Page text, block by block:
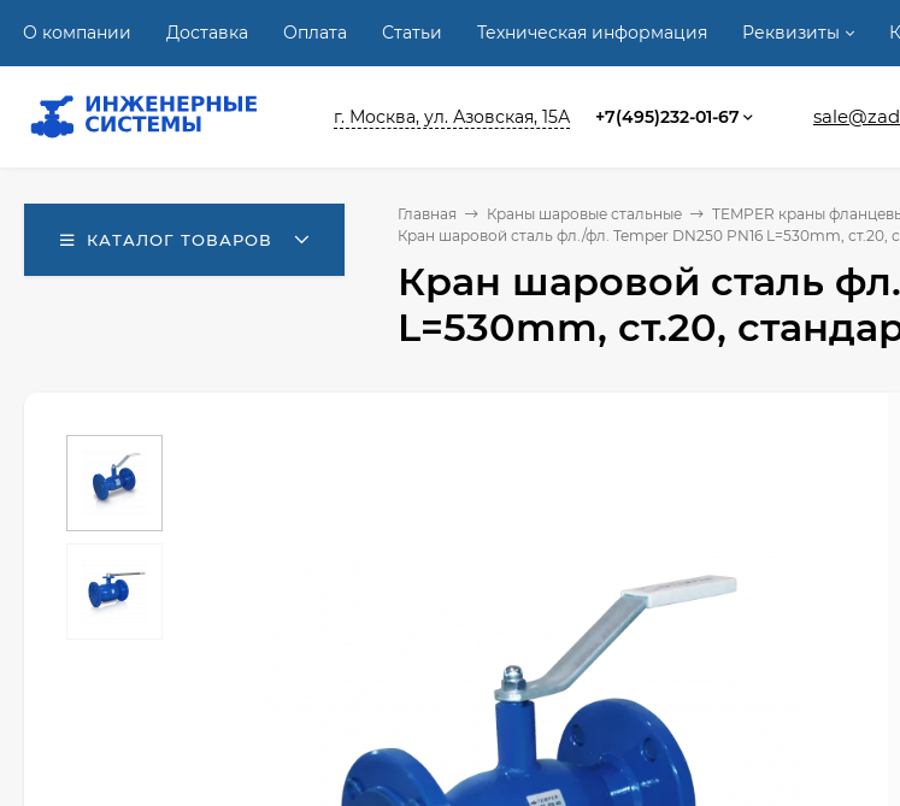
О компании Доставка Оплата Статьи Техническая информация Реквизиты
г. Москва, ул. Азовская, 15А +7(495)232-01-67
КАТАЛОГ ТОВАРОВ
Главная Краны шаровые стальные
TEMPER краны
Кран шаровой сталь фл./фл. Temper DN250 PN16 L=530mm, ст.20,
Кран шаровой сталь
L=530mm, ст.20,